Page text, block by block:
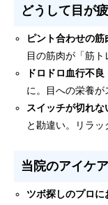
どうして目が
ピント合わせの筋
目の筋肉が「筋ト
ドロドロ血行不良
に。目への栄養が
スイッチが切れな
と勘違い。リラッ
当院のアイケ
ツボ探しのプロに